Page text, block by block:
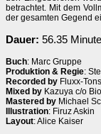
betrachtet. Mit dem
der gesamten Gegend
Dauer: 56.35
Buch: Marc Gruppe
Produktion & Regie:
Recorded by Fluxx-
Mixed by Kazuya c/o
Mastered by Michael
Illustration: Firuz Askin
Layout: Alice Kaiser